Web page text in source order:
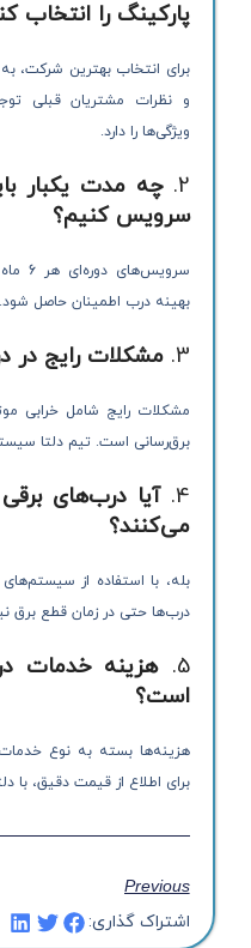
پارکینگ را انتخاب
برای انتخاب بهترین شرکت،
و نظرات مشتریان قبلی
ویژگی‌ها را دارد.
2. چه مدت یکبار
سرویس کنیم؟
بهینه درب اطمینان حاصل شود.
3. مشکلات رایج
مشکلات رایج شامل خرابی
برق‌رسانی است. تیم دلتا
4. آیا درب‌های
می‌کنند؟
بله، با استفاده از
درب‌ها حتی در زمان قطع برق
5.
هزینه خدمات
است؟
هزینه‌ها بسته به نوع
برای اطلاع از قیمت دقیق، با
Previous
اشتراک گذاری: